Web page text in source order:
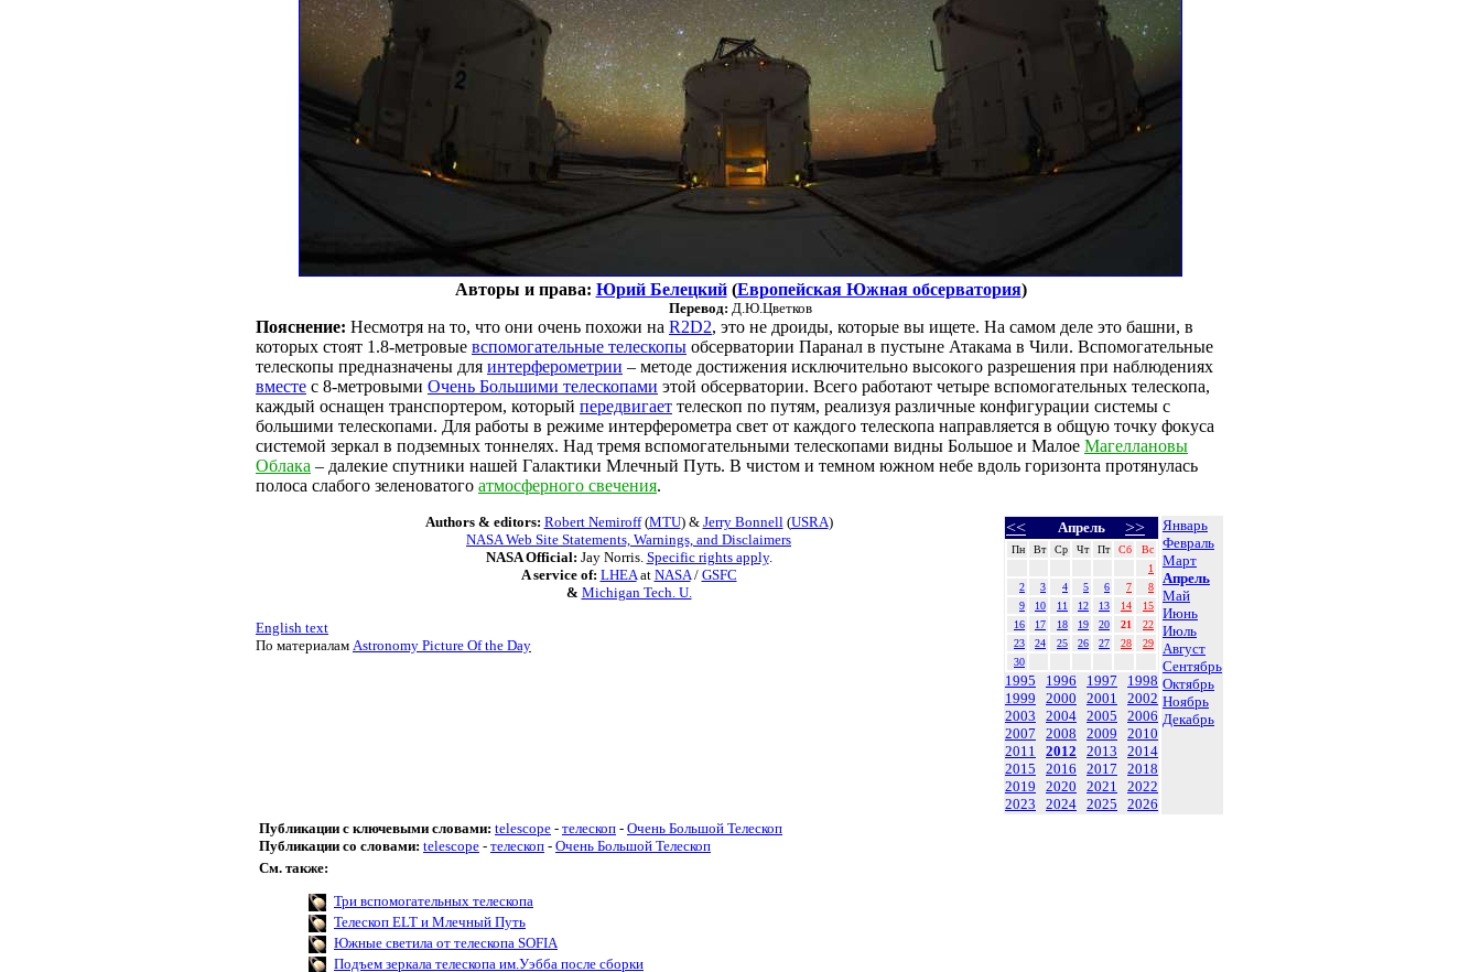
Авторы и права: Юрий Белецкий(Европейская Южная обсерватория)
Перевод: Д.Ю.Цветков
Пояснение: Несмотря на то, что они очень похожи на R2D2, это не дроиды, которые вы ищете. На самом деле это башни, в
которых стоят 1.8-метровые вспомогательные телескопы обсерватории Паранал в пустыне Атакама в Чили. Вспомогательные
телескопы предназначены для интерферометрии – методе достижения исключительно высокого разрешения при наблюдениях
вместе с 8-метровыми Очень Большими телескопами этой обсерватории. Всего работают четыре вспомогательных телескопа,
каждый оснащен транспортером, который передвигает телескоп по путям, реализуя различные конфигурации системы с
большими телескопами. Для работы в режиме интерферометра свет от каждого телескопа направляется в общую точку фокуса
системой зеркал в подземных тоннелях. Над тремя вспомогательными телескопами видны Большое и Малое Магеллановы
Облака – далекие спутники нашей Галактики Млечный Путь. В чистом и темном южном небе вдоль горизонта протянулась
полоса слабого зеленоватого атмосферного свечения.
<< Апрель >>
Пн Вт Ср Чт Пт Сб
Вс
1
2
3 4 5 6 7
8
9
10 11 12 13 14
15
16
17 18 19 20 21
22
23
24 25 26 27 28
29
30
1995 1996 1997
1998
1999
2000 2001
2002
2003
2004 2005
2006
2007
2008 2009
2010
2011
2012 2013
2014
2015
2016 2017
2018
2019
2020 2021
2022
2023
2024 2025 2026
Январь
Февраль
Март
Апрель
Май
Июнь
Июль
Август
Сентябрь
Октябрь
Ноябрь
Декабрь
Authors & editors: Robert Nemiroff(MTU) & Jerry Bonnell(USRA)
NASA Web Site Statements, Warnings, and Disclaimers
NASA Official: Jay Norris. Specific rights apply.
A service of: LHEAat NASA/ GSFC
& Michigan Tech. U.
English text
По материалам Astronomy Picture Of the Day
Публикации с ключевыми словами: telescope - телескоп - Очень Большой Телескоп
Публикации со словами: telescope - телескоп - Очень Большой Телескоп
См. также:
Три вспомогательных телескопа
Телескоп ELT и Млечный Путь
Южные светила от телескопа SOFIA
Подъем зеркала телескопа им.Уэбба после сборки